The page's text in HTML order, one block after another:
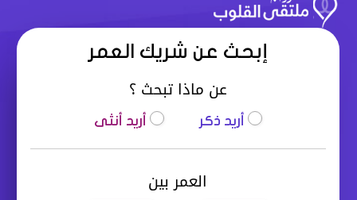
إبحث عن شريك العمر
عن ماذا تبحث ؟
أريد ذكر أريد أنثى
العمر بين